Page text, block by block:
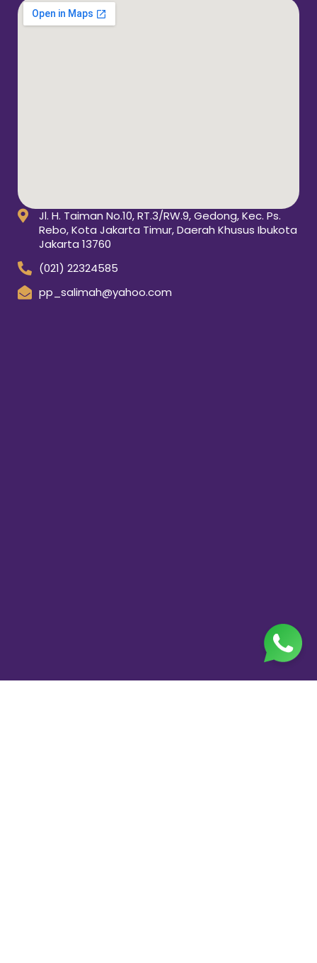
Jl. H. Taiman No.10, RT.3/RW.9, Gedong, Kec. Ps.
Rebo, Kota Jakarta Timur, Daerah Khusus Ibukota
Jakarta 13760
(021) 22324585
pp_salimah@yahoo.com